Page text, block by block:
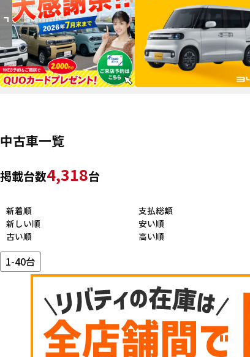
中古車一覧
掲載台数4,318台
新着順
新しい順
古い順
支払総額
安い順
高い順
1-40台